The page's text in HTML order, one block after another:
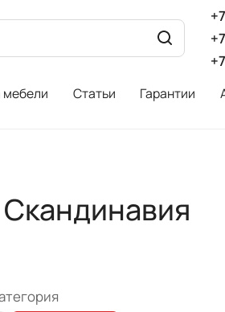
мебели Статьи Гарантии